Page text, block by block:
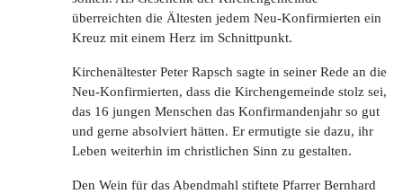
überreichten die Ältesten jedem Neu-Konfirmierten ein
Kreuz mit einem Herz im Schnittpunkt.
Kirchenältester Peter Rapsch sagte in seiner Rede an die
Neu-Konfirmierten, dass die Kirchengemeinde stolz sei,
das 16 jungen Menschen das Konfirmandenjahr so gut
und gerne absolviert hätten. Er ermutigte sie dazu, ihr
Leben weiterhin im christlichen Sinn zu gestalten.
Den Wein für das Abendmahl stiftete Pfarrer Bernhard